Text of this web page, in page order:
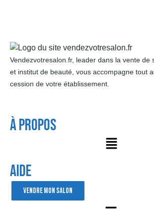
Vendezvotresalon.fr, leader dans la vente de
et institut de beauté, vous accompagne tout
cession de votre établissement.
À Propos
AIDE
VENDRE MON SALON